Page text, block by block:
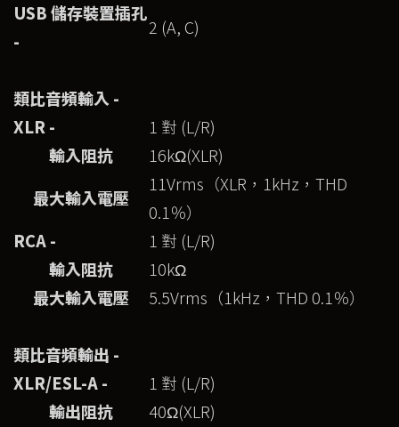
USB儲存裝置插孔
-
2 (A, C)
類比音頻輸入 -
XLR -
1 對 (L/R)
輸入阻抗
16kΩ(XLR)
最大輸入電壓
11Vrms（XLR，1kHz，THD
0.1％）
RCA -
1 對 (L/R)
輸入阻抗
10kΩ
最大輸入電壓
5.5Vrms（1kHz，THD 0.1％）
類比音頻輸出 -
XLR/ESL-A -
1 對 (L/R)
輸出阻抗
40Ω(XLR)